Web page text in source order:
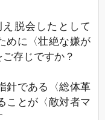
脱会したとして
めに〈壮絶な嫌が
存じですか？
針である〈総体革
ことが〈敵対者マ